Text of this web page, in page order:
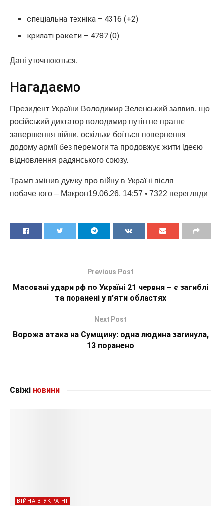
спеціальна техніка ‒ 4316 (+2)
крилаті ракети ‒ 4787 (0)
Дані уточнюються.
Нагадаємо
Президент України Володимир Зеленський заявив, що
російський диктатор володимир путін не прагне
завершення війни, оскільки боїться повернення
додому армії без перемоги та продовжує жити ідеєю
відновлення радянського союзу.
Трамп змінив думку про війну в Україні після
побаченого – Макрон19.06.26, 14:57 • 7322 перегляди
Previous Post
Масовані удари рф по Україні 21 червня – є загиблі
та поранені у п'яти областях
Next Post
Ворожа атака на Сумщину: одна людина загинула,
13 поранено
Свіжі новини
ВІЙНА В УКРАЇНІ